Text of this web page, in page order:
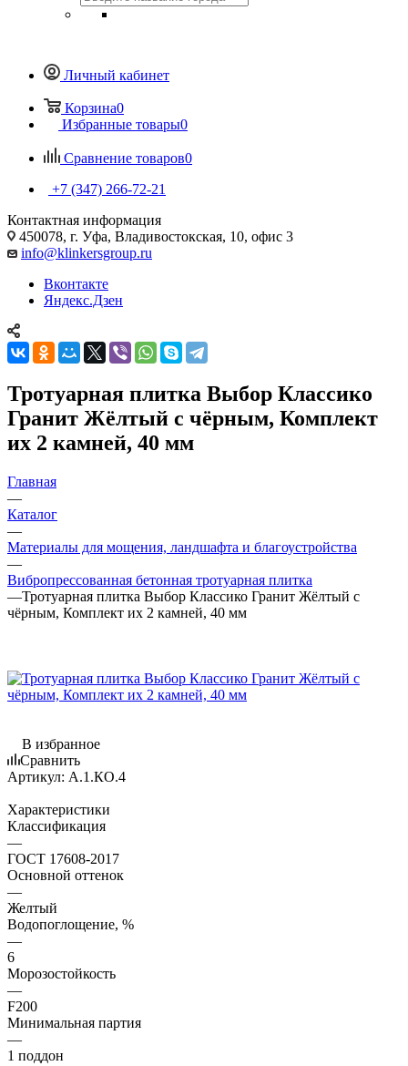
Личный кабинет
Корзина0
Избранные товары0
Сравнение товаров0
+7 (347) 266-72-21
Контактная информация
450078, г. Уфа, Владивостокская, 10, офис 3
info@klinkersgroup.ru
Вконтакте
Яндекс.Дзен
Тротуарная плитка Выбор Классико
Гранит Жёлтый с чёрным, Комплект
их 2 камней, 40 мм
Главная
—
Каталог
—
Материалы для мощения, ландшафта и благоустройства
—
Вибропрессованная бетонная тротуарная плитка
—Тротуарная плитка Выбор Классико Гранит Жёлтый с
чёрным, Комплект их 2 камней, 40 мм
В избранное
Сравнить
Артикул: А.1.КО.4
Характеристики
Классификация
—
ГОСТ 17608-2017
Основной оттенок
—
Желтый
Водопоглощение, %
—
6
Морозостойкость
—
F200
Минимальная партия
—
1 поддон